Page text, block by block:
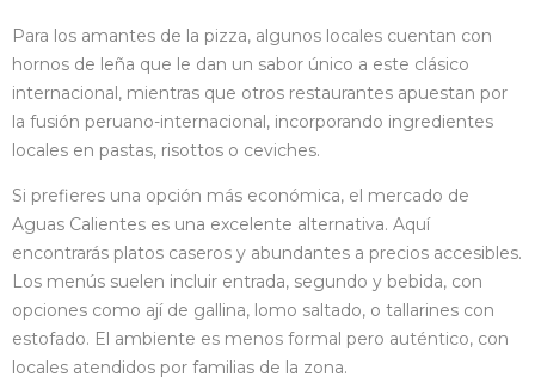
Para los amantes de la pizza, algunos locales cuentan con
hornos de leña que le dan un sabor único a este clásico
internacional, mientras que otros restaurantes apuestan por
la fusión peruano-internacional, incorporando ingredientes
locales en pastas, risottos o ceviches.
Si prefieres una opción más económica, el mercado de
Aguas Calientes es una excelente alternativa. Aquí
encontrarás platos caseros y abundantes a precios accesibles.
Los menús suelen incluir entrada, segundo y bebida, con
opciones como ají de gallina, lomo saltado, o tallarines con
estofado. El ambiente es menos formal pero auténtico, con
locales atendidos por familias de la zona.